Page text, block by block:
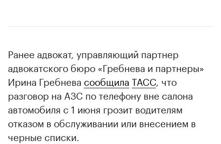
Ранее адвокат, управляющий партнер
адвокатского бюро «Гребнева и партнеры»
Ирина Гребнева сообщила ТАСС , что
разговор на АЗС по телефону вне салона
автомобиля с 1 июня грозит водителям
отказом в обслуживании или внесением в
черные списки.